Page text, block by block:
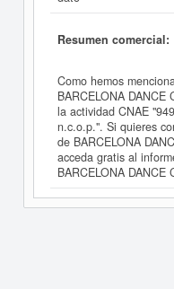
Resumen comercial:
Como hemos
BARCELONA
la actividad CNAE
n.c.o.p.". Si quieres
de BARCELONA
acceda gratis al
BARCELONA DANCE